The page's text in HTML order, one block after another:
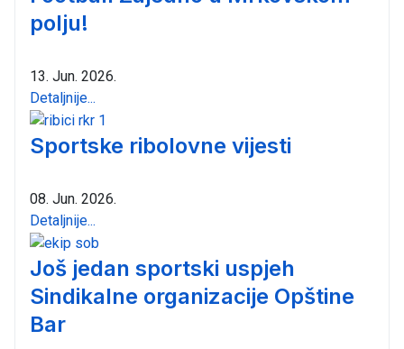
polju!
13. Jun. 2026.
Detaljnije...
Sportske ribolovne vijesti
08. Jun. 2026.
Detaljnije...
Još jedan sportski uspjeh
Sindikalne organizacije Opštine
Bar